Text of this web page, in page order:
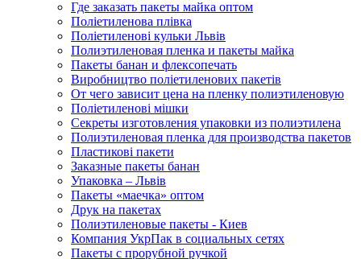
Где заказать пакеты майка оптом
Поліетиленова плівка
Поліетиленові кульки Львів
Полиэтиленовая пленка и пакеты майка
Пакеты банан и флексопечать
Виробництво поліетиленових пакетів
От чего зависит цена на пленку полиэтиленовую
Поліетиленові мішки
Секреты изготовления упаковки из полиэтилена
Полиэтиленовая пленка для производства пакетов
Пластикові пакети
Заказные пакеты банан
Упаковка – Львів
Пакеты «маечка» оптом
Друк на пакетах
Полиэтиленовые пакеты - Киев
Компания УкрПак в социальных сетях
Пакеты с прорубной ручкой